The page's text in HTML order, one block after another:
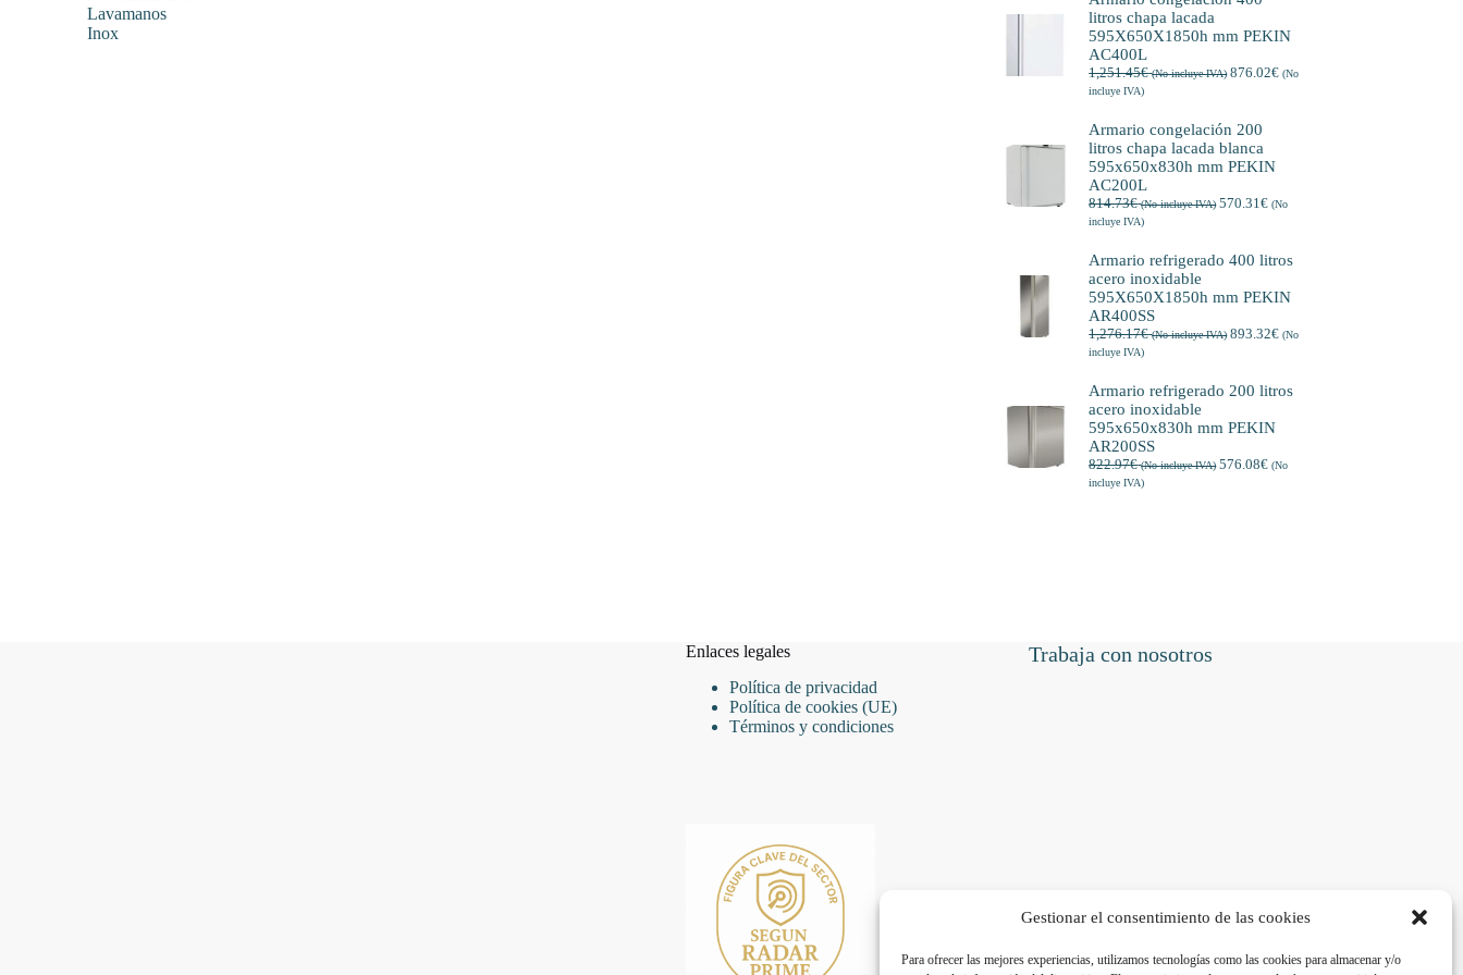
Gestionar el consentimiento de las cookies
Para ofrecer las mejores experiencias, utilizamos tecnologías como las cookies para almacenar y/o
Lavamanos
Inox
litros chapa lacada
595X650X1850h mm PEKIN
AC400L
1,251.45€ (No incluye IVA) 876.02€ (No
incluye IVA)
Armario congelación 200
litros chapa lacada blanca
595x650x830h mm PEKIN
AC200L
814.73€ (No incluye IVA) 570.31€ (No
incluye IVA)
Armario refrigerado 400 litros
acero inoxidable
595X650X1850h mm PEKIN
AR400SS
1,276.17€ (No incluye IVA) 893.32€ (No
incluye IVA)
Armario refrigerado 200 litros
acero inoxidable
595x650x830h mm PEKIN
AR200SS
822.97€ (No incluye IVA) 576.08€ (No
incluye IVA)
Enlaces legales
Política de privacidad
Política de cookies (UE)
Términos y condiciones
Trabaja con nosotros